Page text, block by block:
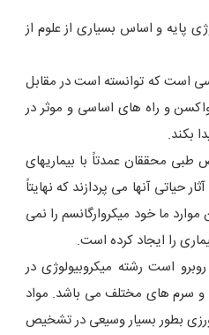
پایه و اساس بسیاری از علوم از
است که توانسته است در مقابل
و راه های اساسی و موثر در
بکند.
محققان عمدتاً با بیماریهای
حیاتی آنها می پردازند که نهایتاً
ما خود میکروارگانسم را نمی
را ایجاد کرده است.
است رشته میکروبیولوژی در
و سرم های مختلف می باشد. مواد
بطور بسیار وسیعی در تشخیص